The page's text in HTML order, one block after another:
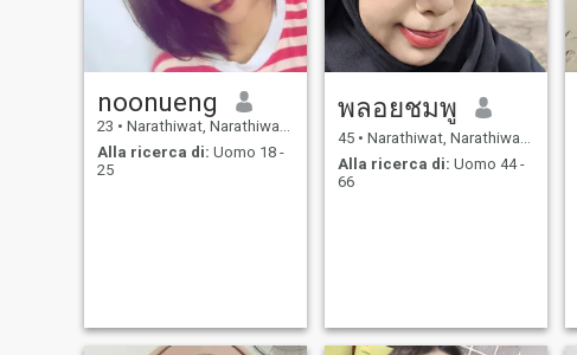
noonueng
23 • Narathiwat, Narathiwat, Thailandia
Alla ricerca di: Uomo 18 -
25
พลอยชมพู
45 • Narathiwat, Narathiwat, Thailandia
Alla ricerca di: Uomo 44 -
66